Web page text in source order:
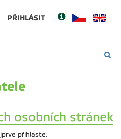
PŘIHLÁSIT
osobních stránek
přihlaste.